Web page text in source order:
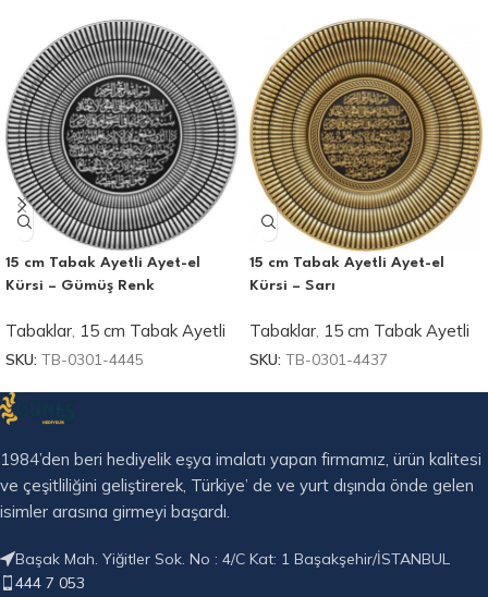
15 cm Tabak Ayetli Ayet-el
Kürsi – Gümüş Renk
Tabaklar, 15 cm Tabak Ayetli
SKU: TB-0301-4445
15 cm Tabak Ayetli Ayet-el
Kürsi – Sarı
Tabaklar, 15 cm Tabak Ayetli
SKU: TB-0301-4437
1984’den beri hediyelik eşya imalatı yapan firmamız, ürün kalitesi
ve çeşitliliğini geliştirerek, Türkiye’ de ve yurt dışında önde gelen
isimler arasına girmeyi başardı.
Başak Mah. Yiğitler Sok. No : 4/C Kat: 1 Başakşehir/İSTANBUL
444 7 053